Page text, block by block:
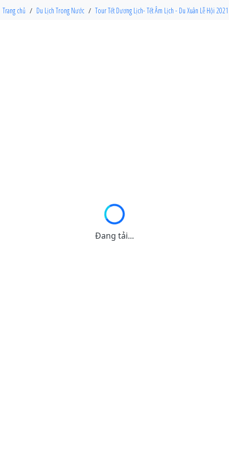
Trang chủ Du Lịch Trong Nước Tour Tết Dương Lịch- Tết Âm Lịch - Du Xuân Lễ Hội 2021
Đang tải...